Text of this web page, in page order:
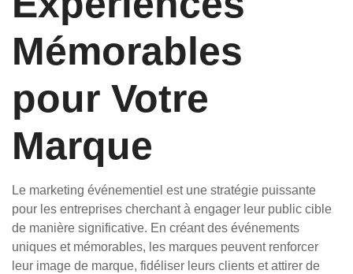
Mémorables
pour Votre
Marque
Le marketing événementiel est une stratégie puissante
pour les entreprises cherchant à engager leur public cible
de manière significative. En créant des événements
uniques et mémorables, les marques peuvent renforcer
leur image de marque, fidéliser leurs clients et attirer de